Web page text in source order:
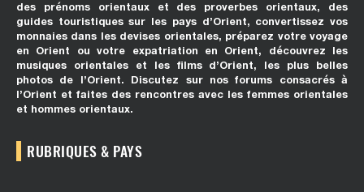
des prénoms orientaux et des proverbes orientaux, des
guides touristiques sur les pays d’Orient, convertissez vos
monnaies dans les devises orientales, préparez votre voyage
en Orient ou votre expatriation en Orient, découvrez les
musiques orientales et les films d’Orient, les plus belles
photos de l’Orient. Discutez sur nos forums consacrés à
l’Orient et faites des rencontres avec les femmes orientales
et hommes orientaux.
RUBRIQUES & PAYS